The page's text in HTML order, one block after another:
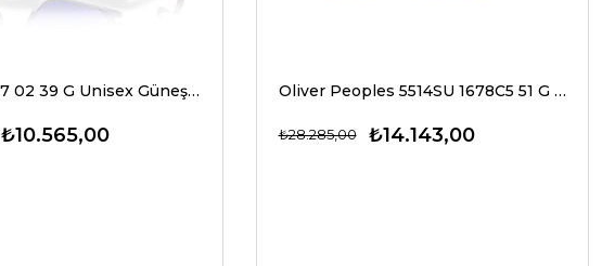
Oakley 9237 02 39 G Unisex Güneş Gözlükleri
₺10.565,00
Oliver Peoples 5514SU 1678C5 51 G Unisex Güneş Gözlükleri
₺14.143,00
₺28.285,00